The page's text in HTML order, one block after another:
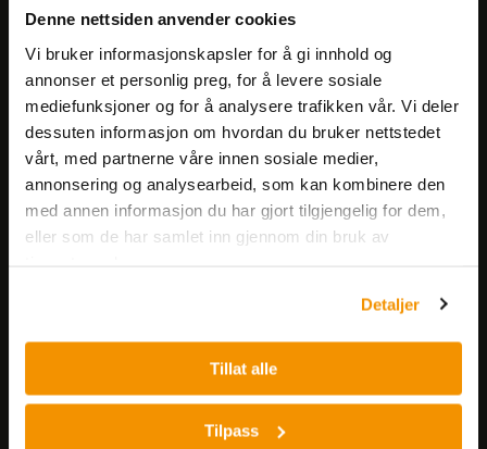
Denne nettsiden anvender cookies
Vi bruker informasjonskapsler for å gi innhold og
annonser et personlig preg, for å levere sosiale
mediefunksjoner og for å analysere trafikken vår. Vi deler
dessuten informasjon om hvordan du bruker nettstedet
vårt, med partnerne våre innen sosiale medier,
annonsering og analysearbeid, som kan kombinere den
med annen informasjon du har gjort tilgjengelig for dem,
eller som de har samlet inn gjennom din bruk av
Detaljer
Tillat alle
Tilpass
Få informasjon om produkter,
arrangementer og kampanjer.
Meld på nyhetsbrev
0667 OSLO